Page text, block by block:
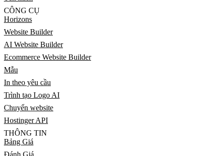
CÔNG CỤ
Horizons
Website Builder
AI Website Builder
Ecommerce Website Builder
Mẫu
In theo yêu cầu
Trình tạo Logo AI
Chuyển website
Hostinger API
THÔNG TIN
Bảng Giá
Đánh Giá